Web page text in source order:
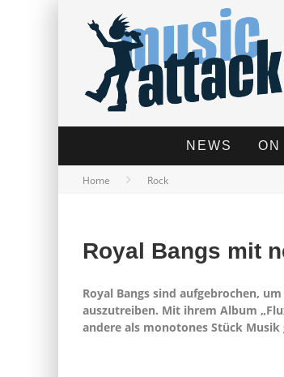
NEWS ON
Home Rock
Royal Bangs mit
Royal Bangs sind aufgebrochen,
auszutreiben. Mit ihrem Album
andere als monotones Stück Musik